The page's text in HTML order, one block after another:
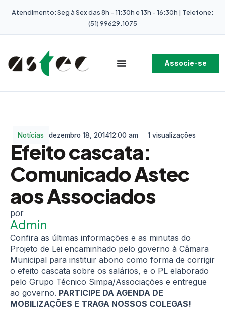
Atendimento: Seg à Sex das 8h - 11:30h e 13h - 16:30h | Telefone:
(51) 99629.1075
Associe-se
Notícias dezembro 18, 201412:00 am 1 visualizações
Efeito cascata:
Comunicado Astec
aos Associados
Admin
Confira as últimas informações e as minutas do
Projeto de Lei encaminhado pelo governo à Câmara
Municipal para instituir abono como forma de corrigir
o efeito cascata sobre os salários, e o PL elaborado
pelo Grupo Técnico Simpa/Associações e entregue
ao governo. PARTICIPE DA AGENDA DE
MOBILIZAÇÕES E TRAGA NOSSOS COLEGAS!